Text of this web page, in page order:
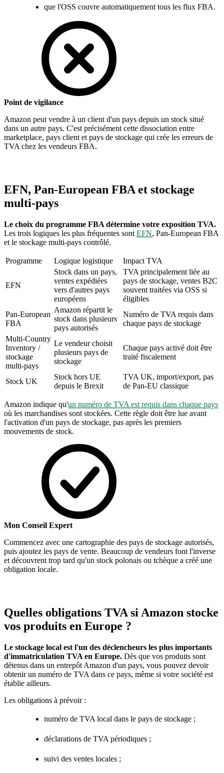
que l'OSS couvre automatiquement tous les flux FBA.
Point de vigilance
Amazon peut vendre à un client d'un pays depuis un stock situé
dans un autre pays. C'est précisément cette dissociation entre
marketplace, pays client et pays de stockage qui crée les erreurs de
TVA chez les vendeurs FBA.
EFN, Pan-European FBA et stockage
multi-pays
Le choix du programme FBA détermine votre exposition TVA.
Les trois logiques les plus fréquentes sont EFN, Pan-European FBA
et le stockage multi-pays contrôlé.
Programme Logique logistique Impact TVA
EFN
Stock dans un pays,
ventes expédiées
vers d'autres pays
européens
TVA principalement liée au
pays de stockage, ventes B2C
souvent traitées via OSS si
éligibles
Pan-European
FBA
Amazon répartit le
stock dans plusieurs
pays autorisés
Numéro de TVA requis dans
chaque pays de stockage
Multi-Country
Inventory /
stockage
multi-pays
Le vendeur choisit
plusieurs pays de
stockage
Chaque pays activé doit être
traité fiscalement
Stock UK
Stock hors UE
depuis le Brexit
TVA UK, import/export, pas
de Pan-EU classique
Amazon indique qu'un numéro de TVA est requis dans chaque pays
où les marchandises sont stockées. Cette règle doit être lue avant
l'activation d'un pays de stockage, pas après les premiers
mouvements de stock.
Mon Conseil Expert
Commencez avec une cartographie des pays de stockage autorisés,
puis ajoutez les pays de vente. Beaucoup de vendeurs font l'inverse
et découvrent trop tard qu'un stock polonais ou tchèque a créé une
obligation locale.
Quelles obligations TVA si Amazon stocke
vos produits en Europe ?
Le stockage local est l'un des déclencheurs les plus importants
d'immatriculation TVA en Europe. Dès que vos produits sont
détenus dans un entrepôt Amazon d'un pays, vous pouvez devoir
obtenir un numéro de TVA dans ce pays, même si votre société est
établie ailleurs.
Les obligations à prévoir :
numéro de TVA local dans le pays de stockage ;
déclarations de TVA périodiques ;
suivi des ventes locales ;